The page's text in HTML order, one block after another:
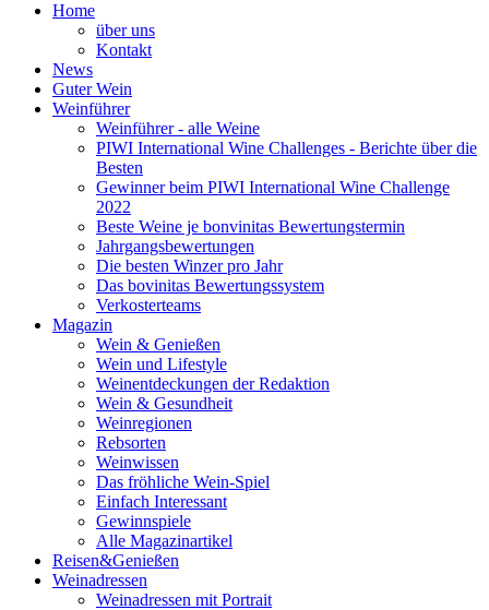
Home
über uns
Kontakt
News
Guter Wein
Weinführer
Weinführer - alle Weine
PIWI International Wine Challenges - Berichte über die
Besten
Gewinner beim PIWI International Wine Challenge
2022
Beste Weine je bonvinitas Bewertungstermin
Jahrgangsbewertungen
Die besten Winzer pro Jahr
Das bovinitas Bewertungssystem
Verkosterteams
Magazin
Wein & Genießen
Wein und Lifestyle
Weinentdeckungen der Redaktion
Wein & Gesundheit
Weinregionen
Rebsorten
Weinwissen
Das fröhliche Wein-Spiel
Einfach Interessant
Gewinnspiele
Alle Magazinartikel
Reisen&Genießen
Weinadressen
Weinadressen mit Portrait